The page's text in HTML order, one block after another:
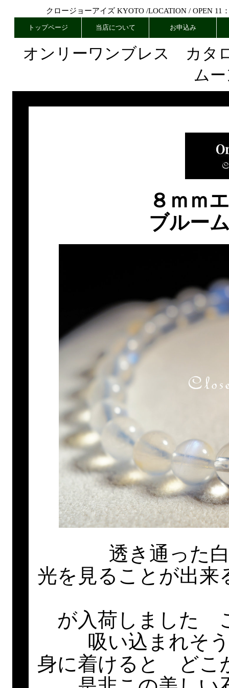
クロージョーアイズ KYOTO /LOCATION/ OPEN 11
トップページ 当店について お申込み
オンリーワンブレス カタ
ム
８ｍｍ
ブルー
透き通った
光を見ることが出来
が入荷しました
吸い込まれそ
身に着けると どこ